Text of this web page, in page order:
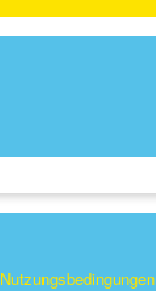
Nutzungsbedingungen